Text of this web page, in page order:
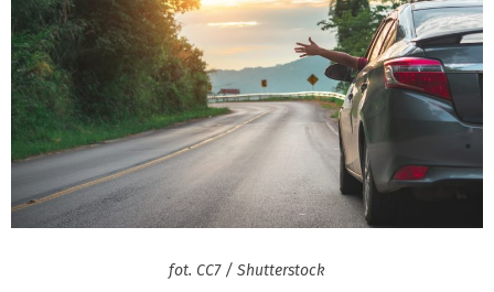
fot. CC7 / Shutterstock